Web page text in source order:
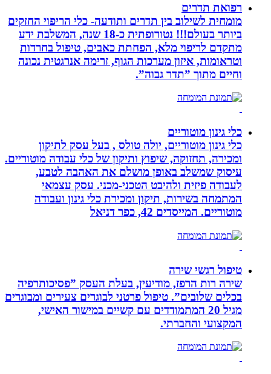
רפואת תדרים
מומחית לשילוב בין תדרים ותודעה- כלי הריפוי החזקים
ביותר בעולם!!! נטורופתית כ-18 שנה, המשלבת ידע
מתקדם לריפוי מלא, הפחתת כאבים, טיפול בחרדות
וטראומות, איזון מערכות הגוף, זרימה אנרגטית נכונה
וחיים מתוך ”תדר גבוה”.
כלי גינון מוטוריים
כלי גינון מוטוריים, יולה טולס , בעל עסק לתיקון
ומכירה, תחזוקה, שיפוץ ותיקון של כלי עבודה מוטוריים.
עיסוק שמשלב באופן מושלם את האהבה לטבע,
לעבודה פיזית ולהיבט הטכני-מכני. עסק עצמאי
המתמחה בשירות, תיקון ומכירת כלי גינון ועבודה
מוטוריים. המייסדים 42, כפר דניאל
טיפול רגשי שירה
שירה רות הרפז, מודיעין, בעלת העסק ”פסיכותרפיה
בכלים שלובים”. טיפול פרטני לבוגרים צעירים ומבוגרים
מגיל 20 המתמודדים עם קשיים במישור האישי,
המקצועי והחברתי.